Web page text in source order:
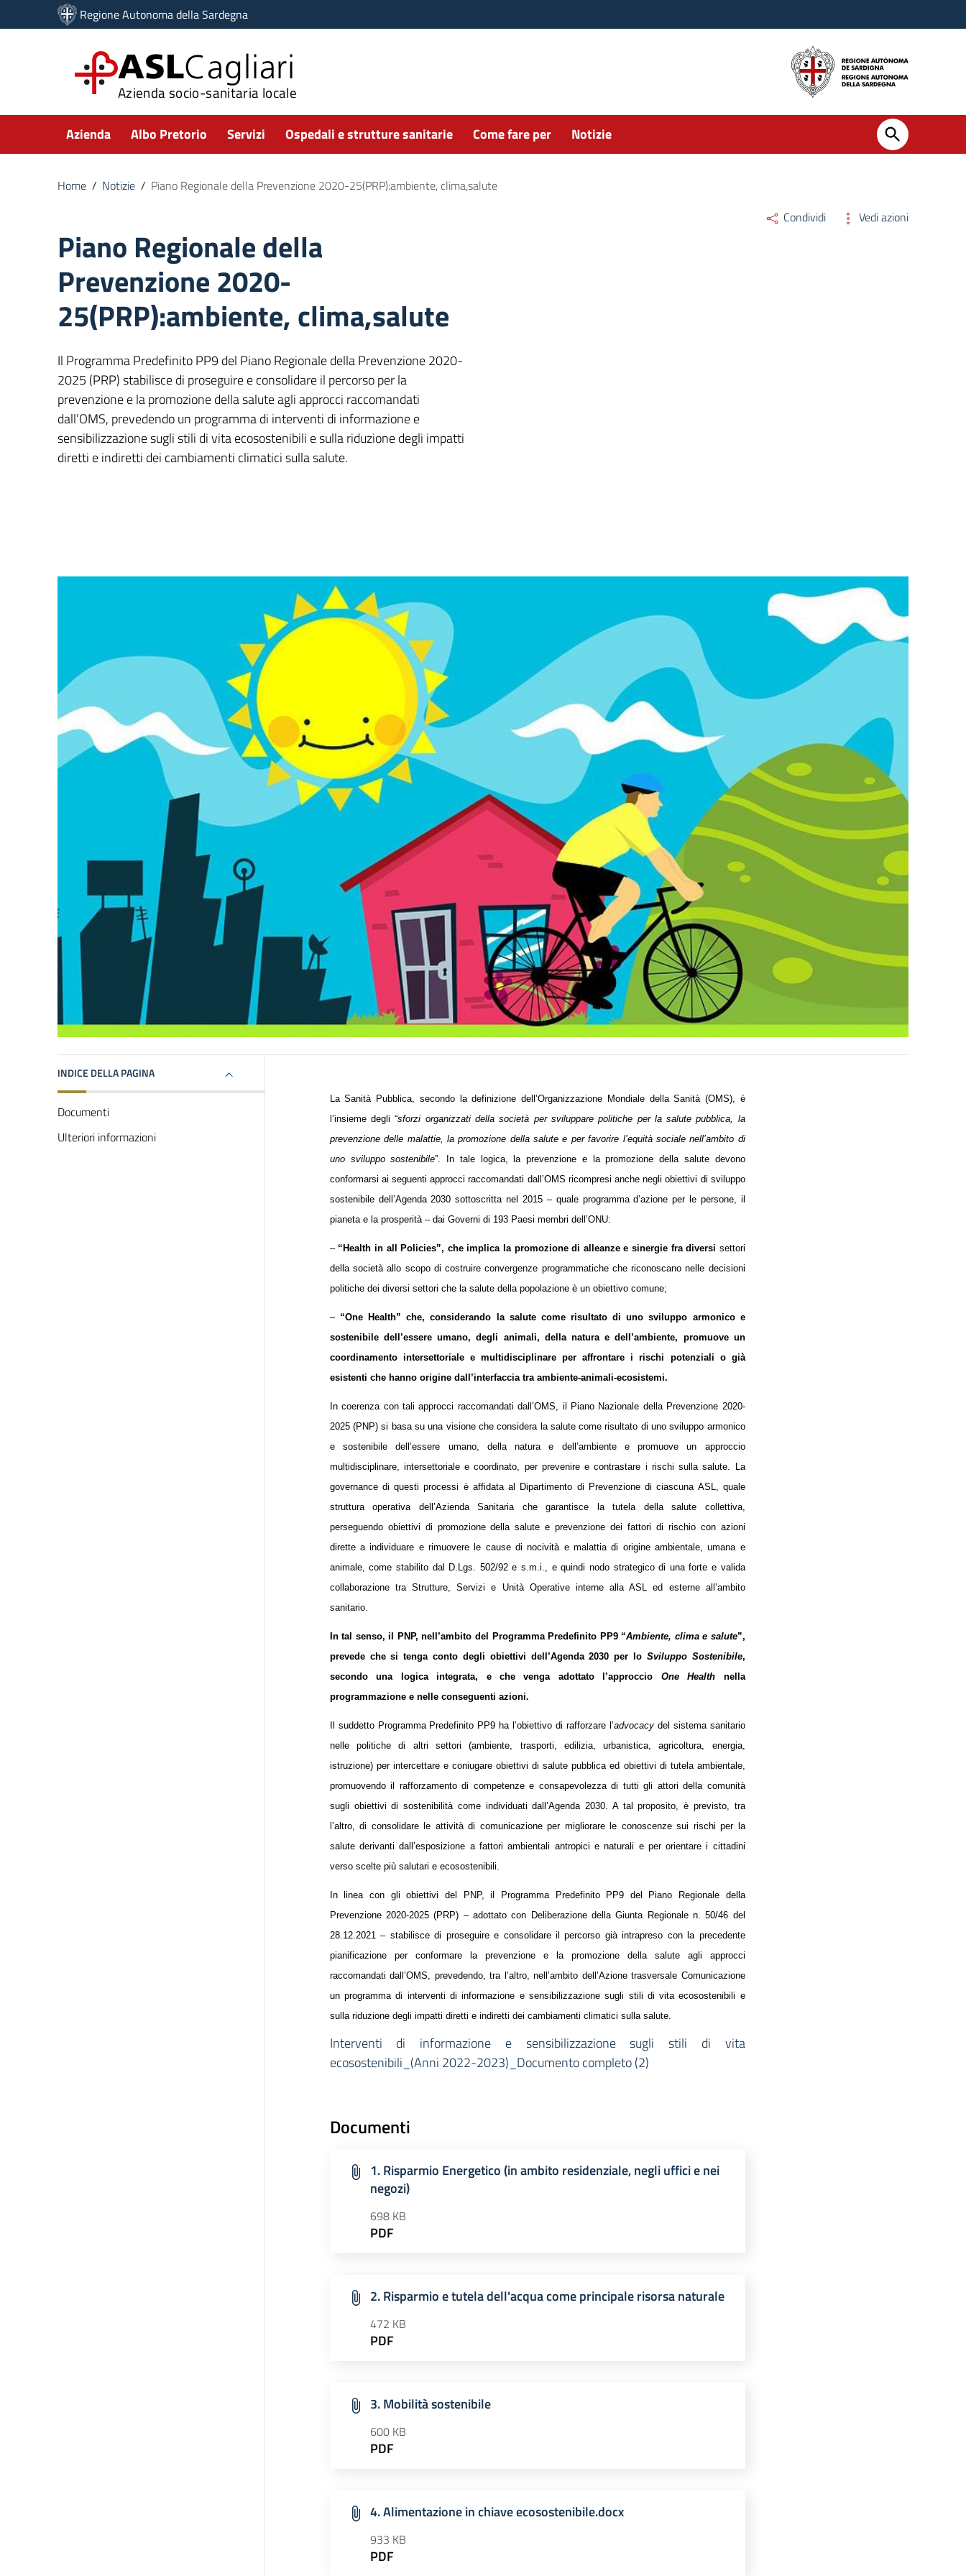
Vai ai contenuti
Vai al menu di navigazione
Regione Autonoma della Sardegna
ASLCagliari
Azienda socio-sanitaria locale
Submenu
Azienda Albo Pretorio Servizi Ospedali e strutture sanitarie Come fare per Notizie
Home / Notizie / Piano Regionale della Prevenzione 2020-25(PRP):ambiente, clima,salute
Piano Regionale della
Prevenzione 2020-
25(PRP):ambiente, clima,salute
Il Programma Predefinito PP9 del Piano Regionale della Prevenzione 2020-
2025 (PRP) stabilisce di proseguire e consolidare il percorso per la
prevenzione e la promozione della salute agli approcci raccomandati
dall’OMS, prevedendo un programma di interventi di informazione e
sensibilizzazione sugli stili di vita ecosostenibili e sulla riduzione degli impatti
diretti e indiretti dei cambiamenti climatici sulla salute.
Condividi Vedi azioni
INDICE DELLA PAGINA
Documenti
Ulteriori informazioni
La Sanità Pubblica, secondo la definizione dell’Organizzazione Mondiale della Sanità (OMS), è
l’insieme degli “sforzi organizzati della società per sviluppare politiche per la salute pubblica, la
prevenzione delle malattie, la promozione della salute e per favorire l’equità sociale nell’ambito di
uno sviluppo sostenibile”.
In tale logica, la prevenzione e la promozione della salute devono
conformarsi ai seguenti approcci raccomandati dall’OMS ricompresi anche negli obiettivi di sviluppo
sostenibile dell’Agenda 2030 sottoscritta nel 2015 – quale programma d’azione per le persone, il
pianeta e la prosperità – dai Governi di 193 Paesi membri dell’ONU:
–“Health in all Policies”, che implica la promozione di alleanze e sinergie fra diversi settori
della società allo scopo di costruire convergenze programmatiche che riconoscano nelle decisioni
politiche dei diversi settori che la salute della popolazione è un obiettivo comune;
–“One Health” che, considerando la salute come risultato di uno sviluppo armonico e
sostenibile dell’essere umano, degli animali, della natura e dell’ambiente, promuove un
coordinamento intersettoriale e multidisciplinare per affrontare i rischi potenziali o già
esistenti che hanno origine dall’interfaccia tra ambiente-animali-ecosistemi.
In coerenza con tali approcci raccomandati dall’OMS, il Piano Nazionale della Prevenzione 2020-
2025 (PNP) si basa su una visione che considera la salute come risultato di uno sviluppo armonico
e sostenibile dell’essere umano, della natura e dell’ambiente e promuove un approccio
multidisciplinare, intersettoriale e coordinato, per prevenire e contrastare i rischi sulla salute.
La
governance di questi processi è affidata al Dipartimento di Prevenzione di ciascuna ASL, quale
struttura operativa dell’Azienda Sanitaria che garantisce la tutela della salute collettiva,
perseguendo obiettivi di promozione della salute e prevenzione dei fattori di rischio con azioni
dirette a individuare e rimuovere le cause di nocività e malattia di origine ambientale, umana e
animale, come stabilito dal D.Lgs. 502/92 e s.m.i., e quindi nodo strategico di una forte e valida
collaborazione tra Strutture, Servizi e Unità Operative interne alla ASL ed esterne all’ambito
sanitario.
In tal senso, il PNP, nell’ambito del Programma Predefinito PP9 “Ambiente, clima e salute”,
prevede che si tenga conto degli obiettivi dell’Agenda 2030 per lo Sviluppo Sostenibile,
secondo una logica integrata, e che venga adottato l’approccio One Health nella
programmazione e nelle conseguenti azioni.
Il suddetto Programma Predefinito PP9 ha l’obiettivo di rafforzare l’advocacydel sistema sanitario
nelle politiche di altri settori (ambiente, trasporti, edilizia, urbanistica, agricoltura, energia,
istruzione) per intercettare e coniugare obiettivi di salute pubblica ed obiettivi di tutela ambientale,
promuovendo il rafforzamento di competenze e consapevolezza di tutti gli attori della comunità
sugli obiettivi di sostenibilità come individuati dall’Agenda 2030. A tal proposito, è previsto, tra
l’altro, di consolidare le attività di comunicazione per migliorare le conoscenze sui rischi per la
salute derivanti dall’esposizione a fattori ambientali antropici e naturali e per orientare i cittadini
verso scelte più salutari e ecosostenibili.
In linea con gli obiettivi del PNP, il Programma Predefinito PP9 del Piano Regionale della
Prevenzione 2020-2025 (PRP) – adottato con Deliberazione della Giunta Regionale n. 50/46 del
28.12.2021 – stabilisce di proseguire e consolidare il percorso già intrapreso con la precedente
pianificazione per conformare la prevenzione e la promozione della salute agli approcci
raccomandati dall’OMS, prevedendo, tra l’altro, nell’ambito dell’Azione trasversale Comunicazione
un programma di interventi di informazione e sensibilizzazione sugli stili di vita ecosostenibili e
sulla riduzione degli impatti diretti e indiretti dei cambiamenti climatici sulla salute.
Interventi di informazione e sensibilizzazione sugli stili di vita
ecosostenibili_(Anni 2022-2023)_Documento completo (2)
Documenti
1. Risparmio Energetico (in ambito residenziale, negli uffici e nei
negozi)
698 KB
PDF
2. Risparmio e tutela dell'acqua come principale risorsa naturale
472 KB
PDF
3. Mobilità sostenibile
600 KB
PDF
4. Alimentazione in chiave ecosostenibile.docx
933 KB
PDF